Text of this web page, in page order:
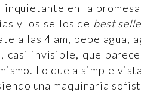
inquietante en la
y los sellos de best
a las 4 am, bebe agua,
casi invisible, que
Lo que a simple
una maquinaria